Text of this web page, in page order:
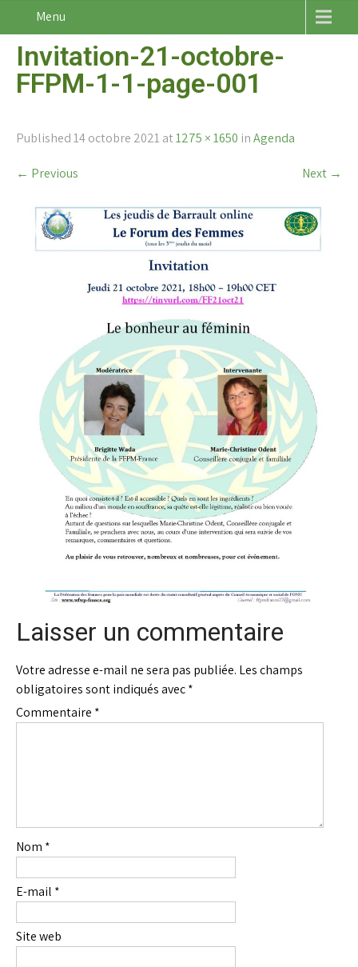
Menu
Invitation-21-octobre-
FFPM-1-1-page-001
Published14 octobre 2021 at1275 × 1650 inAgenda
← Previous Next →
Laisser un commentaire
Votre adresse e-mail ne sera pas publiée. Les champs
obligatoires sont indiqués avec*
Commentaire *
Nom *
E-mail *
Site web